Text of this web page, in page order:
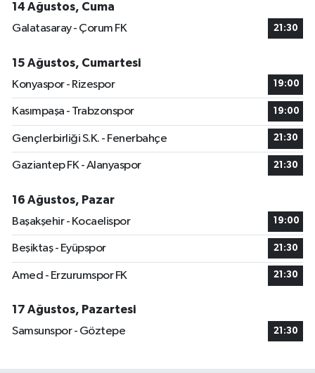
14 Ağustos, Cuma
Galatasaray - Çorum FK
21:30
15 Ağustos, Cumartesi
Konyaspor - Rizespor
19:00
Kasımpaşa - Trabzonspor 19:00
Gençlerbirliği S.K. - Fenerbahçe 21:30
Gaziantep FK - Alanyaspor 21:30
16 Ağustos, Pazar
Başakşehir - Kocaelispor
19:00
Beşiktaş - Eyüpspor 21:30
Amed - Erzurumspor FK 21:30
17 Ağustos, Pazartesi
Samsunspor - Göztepe
21:30